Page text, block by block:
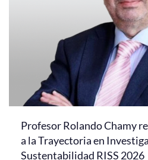
Profesor Rolando Chamy
a la Trayectoria en
Sustentabilidad RISS 2026